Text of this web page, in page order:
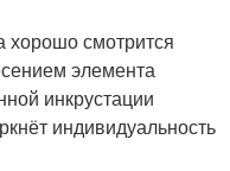
хорошо смотрится
элемента
инкрустации
индивидуальность